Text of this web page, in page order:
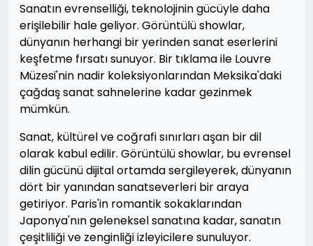
Sanatın evrenselliği, teknolojinin gücüyle daha
erişilebilir hale geliyor. Görüntülü showlar,
dünyanın herhangi bir yerinden sanat eserlerini
keşfetme fırsatı sunuyor. Bir tıklama ile Louvre
Müzesi'nin nadir koleksiyonlarından Meksika'daki
çağdaş sanat sahnelerine kadar gezinmek
mümkün.
Sanat, kültürel ve coğrafi sınırları aşan bir dil
olarak kabul edilir. Görüntülü showlar, bu evrensel
dilin gücünü dijital ortamda sergileyerek, dünyanın
dört bir yanından sanatseverleri bir araya
getiriyor. Paris'in romantik sokaklarından
Japonya'nın geleneksel sanatına kadar, sanatın
çeşitliliği ve zenginliği izleyicilere sunuluyor.